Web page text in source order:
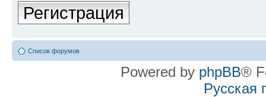
Регистрация
Список форумов
Powered by phpBB®
Русская